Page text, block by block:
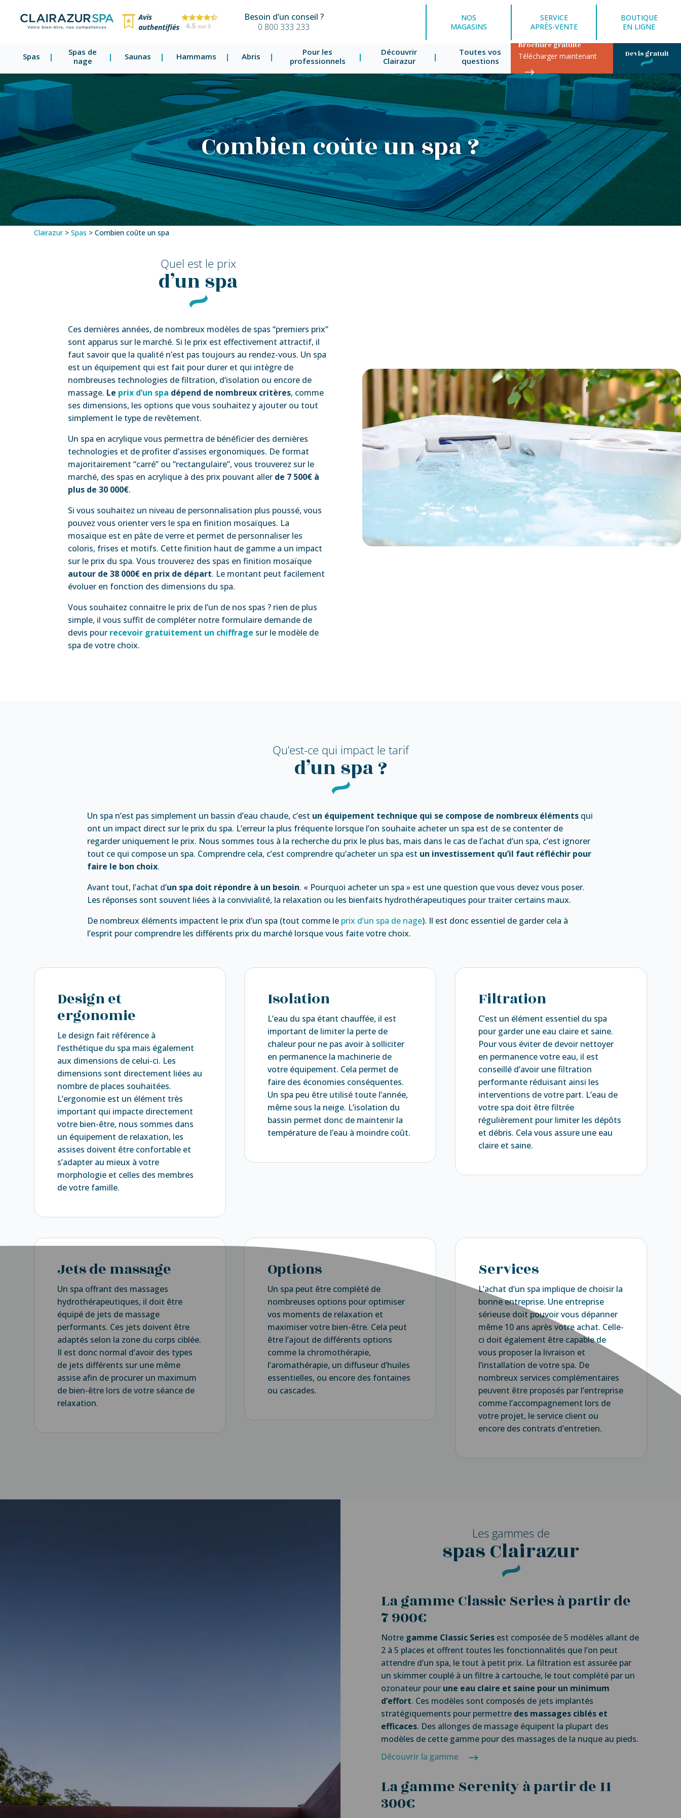
Besoin d’un conseil ?
0 800 333 233
NOS
MAGASINS
SERVICE
APRÈS-VENTE
BOUTIQUE
EN LIGNE
Spas
Spas de
nage
Saunas Hammams Abris
Pour les
professionnels
Découvrir
Clairazur
Toutes vos
questions
Brochure gratuite
Télécharger maintenant Devis gratuit
Combien coûte un spa ?
Clairazur>Spas >Combien coûte un spa
Quel est le prix
d’un spa
Ces dernières années, de nombreux modèles de spas “premiers prix”
sont apparus sur le marché. Si le prix est effectivement attractif, il
faut savoir que la qualité n’est pas toujours au rendez-vous. Un spa
est un équipement qui est fait pour durer et qui intègre de
nombreuses technologies de filtration, d’isolation ou encore de
massage. Le prix d’un spa dépend de nombreux critères, comme
ses dimensions, les options que vous souhaitez y ajouter ou tout
simplement le type de revêtement.
Un spa en acrylique vous permettra de bénéficier des dernières
technologies et de profiter d’assises ergonomiques. De format
majoritairement “carré” ou “rectangulaire”, vous trouverez sur le
marché, des spas en acrylique à des prix pouvant aller de 7 500€ à
plus de 30 000€.
Si vous souhaitez un niveau de personnalisation plus poussé, vous
pouvez vous orienter vers le spa en finition mosaïques. La
mosaïque est en pâte de verre et permet de personnaliser les
coloris, frises et motifs. Cette finition haut de gamme a un impact
sur le prix du spa. Vous trouverez des spas en finition mosaïque
autour de 38 000€ en prix de départ. Le montant peut facilement
évoluer en fonction des dimensions du spa.
Vous souhaitez connaitre le prix de l’un de nos spas ? rien de plus
simple, il vous suffit de compléter notre formulaire demande de
devis pour recevoir gratuitement un chiffrage sur le modèle de
spa de votre choix.
Qu’est-ce qui impact le tarif
d’un spa ?
Un spa n’est pas simplement un bassin d’eau chaude, c’est un équipement technique qui se compose de nombreux éléments qui
ont un impact direct sur le prix du spa. L’erreur la plus fréquente lorsque l’on souhaite acheter un spa est de se contenter de
regarder uniquement le prix. Nous sommes tous à la recherche du prix le plus bas, mais dans le cas de l’achat d’un spa, c’est ignorer
tout ce qui compose un spa. Comprendre cela, c’est comprendre qu’acheter un spa est un investissement qu’il faut réfléchir pour
faire le bon choix.
Avant tout, l’achat d’un spa doit répondre à un besoin. « Pourquoi acheter un spa » est une question que vous devez vous poser.
Les réponses sont souvent liées à la convivialité, la relaxation ou les bienfaits hydrothérapeutiques pour traiter certains maux.
De nombreux éléments impactent le prix d’un spa (tout comme le prix d’un spa de nage). Il est donc essentiel de garder cela à
l’esprit pour comprendre les différents prix du marché lorsque vous faite votre choix.
Design et
ergonomie
Le design fait référence à
l’esthétique du spa mais également
aux dimensions de celui-ci. Les
dimensions sont directement liées au
nombre de places souhaitées.
L’ergonomie est un élément très
important qui impacte directement
votre bien-être, nous sommes dans
un équipement de relaxation, les
assises doivent être confortable et
s’adapter au mieux à votre
morphologie et celles des membres
de votre famille.
Isolation
L’eau du spa étant chauffée, il est
important de limiter la perte de
chaleur pour ne pas avoir à solliciter
en permanence la machinerie de
votre équipement. Cela permet de
faire des économies conséquentes.
Un spa peu être utilisé toute l’année,
même sous la neige. L’isolation du
bassin permet donc de maintenir la
température de l’eau à moindre coût.
Filtration
C’est un élément essentiel du spa
pour garder une eau claire et saine.
Pour vous éviter de devoir nettoyer
en permanence votre eau, il est
conseillé d’avoir une filtration
performante réduisant ainsi les
interventions de votre part. L’eau de
votre spa doit être filtrée
régulièrement pour limiter les dépôts
et débris. Cela vous assure une eau
claire et saine.
Jets de massage
Un spa offrant des massages
hydrothérapeutiques, il doit être
équipé de jets de massage
performants. Ces jets doivent être
adaptés selon la zone du corps ciblée.
Il est donc normal d’avoir des types
de jets différents sur une même
assise afin de procurer un maximum
de bien-être lors de votre séance de
relaxation.
Options
Un spa peut être complété de
nombreuses options pour optimiser
vos moments de relaxation et
maximiser votre bien-être. Cela peut
être l’ajout de différents options
comme la chromothérapie,
l’aromathérapie, un diffuseur d’huiles
essentielles, ou encore des fontaines
ou cascades.
Services
L’achat d’un spa implique de choisir la
bonne entreprise. Une entreprise
sérieuse doit pouvoir vous dépanner
même 10 ans après votre achat. Celle-
ci doit également être capable de
vous proposer la livraison et
l’installation de votre spa. De
nombreux services complémentaires
peuvent être proposés par l’entreprise
comme l’accompagnement lors de
votre projet, le service client ou
encore des contrats d’entretien.
Les gammes de
spas Clairazur
La gamme Classic Series à partir de
7 900€
Notre gamme Classic Series est composée de 5 modèles allant de
2 à 5 places et offrent toutes les fonctionnalités que l’on peut
attendre d’un spa, le tout à petit prix. La filtration est assurée par
un skimmer couplé à un filtre à cartouche, le tout complété par un
ozonateur pour une eau claire et saine pour un minimum
d’effort. Ces modèles sont composés de jets implantés
stratégiquements pour permettre des massages ciblés et
efficaces. Des allonges de massage équipent la plupart des
modèles de cette gamme pour des massages de la nuque au pieds.
Découvrir la gamme
La gamme Serenity à partir de 11
300€